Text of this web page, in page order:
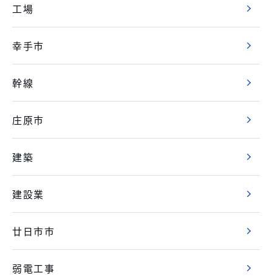
工場
幸手市
幹線
庄原市
建築
建設業
廿日市市
弱電工事